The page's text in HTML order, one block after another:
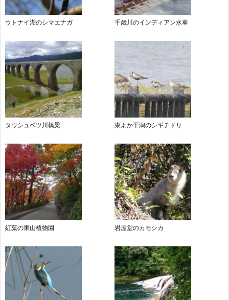
ウトナイ湖のシマエナガ 千歳川のインディアン水車
タウシュベツ川橋梁 東よか干潟のシギチドリ
紅葉の東山植物園 岩屋堂のカモシカ